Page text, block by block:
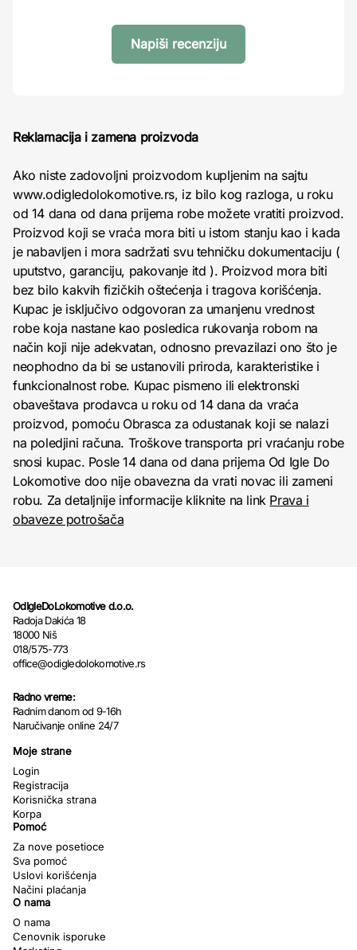
Napiši recenziju
Reklamacija i zamena proizvoda
Ako niste zadovoljni proizvodom kupljenim na sajtu
www.odigledolokomotive.rs, iz bilo kog razloga, u roku
od 14 dana od dana prijema robe možete vratiti proizvod.
Proizvod koji se vraća mora biti u istom stanju kao i kada
je nabavljen i mora sadržati svu tehničku dokumentaciju (
uputstvo, garanciju, pakovanje itd ). Proizvod mora biti
bez bilo kakvih fizičkih oštećenja i tragova korišćenja.
Kupac je isključivo odgovoran za umanjenu vrednost
robe koja nastane kao posledica rukovanja robom na
način koji nije adekvatan, odnosno prevazilazi ono što je
neophodno da bi se ustanovili priroda, karakteristike i
funkcionalnost robe. Kupac pismeno ili elektronski
obaveštava prodavca u roku od 14 dana da vraća
proizvod, pomoću Obrasca za odustanak koji se nalazi
na poledjini računa. Troškove transporta pri vraćanju robe
snosi kupac. Posle 14 dana od dana prijema Od Igle Do
Lokomotive doo nije obavezna da vrati novac ili zameni
robu. Za detaljnije informacije kliknite na link Prava i
obaveze potrošača
OdIgleDoLokomotive d.o.o.
Radoja Dakića 18
18000 Niš
018/575-773
office@odigledolokomotive.rs
Radno vreme:
Radnim danom od 9-16h
Naručivanje online 24/7
Moje strane
Login
Registracija
Korisnička strana
Korpa
Pomoć
Za nove posetioce
Sva pomoć
Uslovi korišćenja
Načini plaćanja
O nama
O nama
Cenovnik isporuke